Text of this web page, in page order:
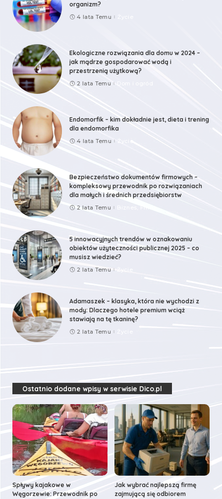
organizm?
4 lata Temu
Ekologiczne rozwiązania dla domu w 2024 –
jak mądrze gospodarować wodą i
przestrzenią użytkową?
2 lata Temu
Endomorfik – kim dokładnie jest, dieta i trening
dla endomorfika
4 lata Temu
Bezpieczeństwo dokumentów firmowych –
kompleksowy przewodnik po rozwiązaniach
dla małych i średnich przedsiębiorstw
2 lata Temu Biznes, Firma
5 innowacyjnych trendów w oznakowaniu
obiektów użyteczności publicznej 2025 – co
musisz wiedzieć?
2 lata Temu
Adamaszek – klasyka, która nie wychodzi z
mody: Dlaczego hotele premium wciąż
stawiają na tę tkaninę?
2 lata Temu
Ostatnio dodane wpisy w serwisie Dico.pl
Spływy kajakowe w
Węgorzewie: Przewodnik po
Jak wybrać najlepszą firmę
zajmującą się odbiorem